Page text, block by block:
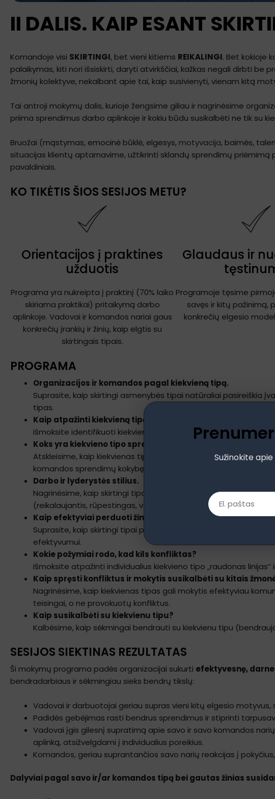
II DALIS. KAIP ESANT
Komandoje visi SKIRTINGI, bet vieni kitiems REIKALINGI. Bet kokioje
palaikymas, kiti nori išsiskirti, daryti atvirkščiai, kažkas negali dirbti be
žmonių kolektyve, nekalbant apie tai, kaip susivienyti, vienam kitą
Tai antroji mokymų dalis, kurioje žengsime giliau ir nagrinėsime
priima sprendimus darbo aplinkoje ir kokiu būdu susikalbėti ne tik su
Bruožai (mąstymas, emocinė būklė, elgesys, motyvacija, baimės,
situacijas klientų aptarnavime, užtikrinti sklandų sprendimų
pavaldiniais.
KO TIKĖTIS ŠIOS SESIJOS METU?
Orientacijos į praktines
užduotis
Programa yra nukreipta į praktinį (70% laiko
skiriama praktikai) pritaikymą darbo
aplinkoje. Vadovai ir komandos nariai gaus
konkrečių įrankių ir žinių, kaip elgtis su
skirtingais tipais.
Glaudaus ir
Programoje tęsime
savęs ir kitų pažinimą,
konkrečių elgesio
PROGRAMA
Organizacijos ir komandos pagal kiekvieną tipą.
Suprasite, kaip skirtingi asmenybės tipai natūraliai pasireiškia
tipas.
Kaip atpažinti kiekvieną tipą pokalbio metu?
Išmoksite identifikuoti kiekvieną tipą pagal subtilius, bet
Koks yra kiekvieno tipo sprendimų priėmimo stilius?
Atskleisime, kaip kiekvienas tipas priima sprendimus – nuo
komandos sprendimų kokybę.
Darbo ir lyderystės stilius.
Nagrinėsime, kaip skirtingi tipai dirba, kokius rezultatus
(reikalaujantis, rūpestingas, vengiantis sprendimų).
Kaip efektyviai perduoti žinias skirtingiems tipams?
Suprasite, kaip skirtingi tipai priima ir apdoroja informaciją
efektyvumui.
Kokie požymiai rodo, kad kils konfliktas?
Išmoksite atpažinti individualius kiekvieno tipo „raudonas
Kaip spręsti konfliktus ir mokytis susikalbėti su kitais
Nagrinėsime, kaip kiekvienas tipas gali mokytis efektyviau
teisingai, o ne provokuotų konfliktus.
Kaip susikalbėti su kiekvienu tipu?
Kalbėsime, kaip sėkmingai bendrauti su kiekvienu tipu
SESIJOS SIEKTINAS REZULTATAS
Ši mokymų programa padės organizacijai sukurti efektyvesnę,
bendradarbiaus ir sėkmingiau sieks bendrų tikslų:
Vadovai ir darbuotojai geriau supras vieni kitų elgesio
Padidės gebėjimas rasti bendrus sprendimus ir stiprinti
Vadovai įgis gilesnį supratimą apie savo ir savo komandos
aplinką, atsižvelgdami į individualius poreikius.
Komandos, geriau suprantančios savo narių reakcijas į
Dalyviai pagal savo ir/ar komandos tipą bei gautas žinias
Sužinokite